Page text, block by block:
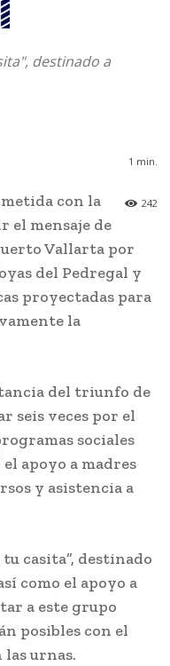
destinado a
1 min.
242
con la
el mensaje de
Vallarta por
del Pedregal y
proyectadas para
la
del triunfo de
seis veces por el
sociales
apoyo a madres
y asistencia a
casita”, destinado
como el apoyo a
a este grupo
posibles con el
urnas.